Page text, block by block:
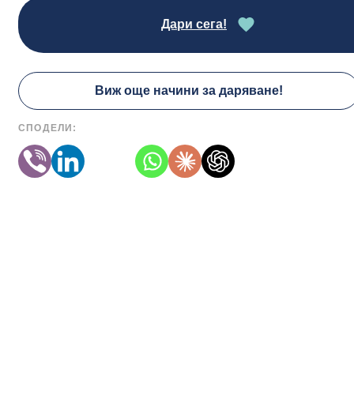
Дари сега!
Виж още начини за даряване!
СПОДЕЛИ: